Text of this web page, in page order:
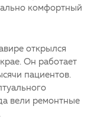
комфортный
открылся
Он работает
пациентов.
вели ремонтные